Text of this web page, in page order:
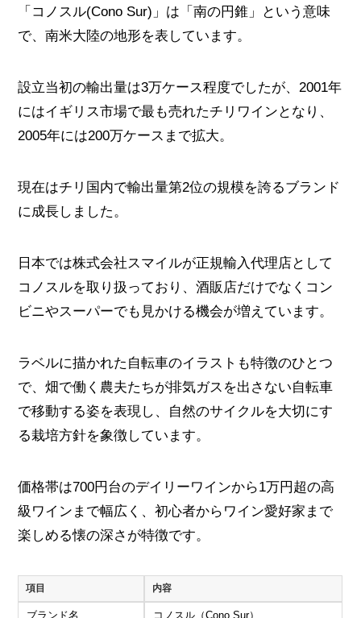
「コノスル(Cono Sur)」は「南の円錐」という意味
で、南米大陸の地形を表しています。
設立当初の輸出量は3万ケース程度でしたが、2001年
にはイギリス市場で最も売れたチリワインとなり、
2005年には200万ケースまで拡大。
現在はチリ国内で輸出量第2位の規模を誇るブランド
に成長しました。
日本では株式会社スマイルが正規輸入代理店として
コノスルを取り扱っており、酒販店だけでなくコン
ビニやスーパーでも見かける機会が増えています。
ラベルに描かれた自転車のイラストも特徴のひとつ
で、畑で働く農夫たちが排気ガスを出さない自転車
で移動する姿を表現し、自然のサイクルを大切にす
る栽培方針を象徴しています。
価格帯は700円台のデイリーワインから1万円超の高
級ワインまで幅広く、初心者からワイン愛好家まで
楽しめる懐の深さが特徴です。
項目 内容
ブランド名 コノスル（Cono Sur）